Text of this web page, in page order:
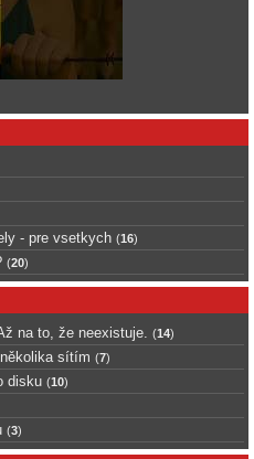
- pre vsetkych (16)
(20)
na to, že neexistuje. (14)
sítím (7)
disku (10)
(3)